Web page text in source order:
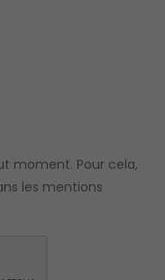
moment. Pour cela,
les mentions